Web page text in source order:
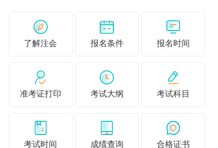
超值精品班 、 畅学旗舰班
建议你到正保会计网校来学习，这里有数位老师领航，带
你解读考试重难点，实时解决你的学习疑惑，马上选课>
了解注会 报名条件 报名时间
准考证打印 考试大纲 考试科目
考试时间 成绩查询 合格证书